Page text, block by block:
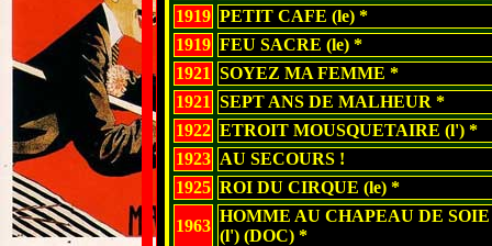
1919 PETIT CAFE (le) *
1919 FEU SACRE (le) *
1921 SOYEZ MA FEMME *
1921 SEPT ANS DE MALHEUR *
1922 ETROIT MOUSQUETAIRE (l') *
1923 AU SECOURS !
1925 ROI DU CIRQUE (le) *
1963
HOMME AU CHAPEAU DE SOIE
(l') (DOC) *